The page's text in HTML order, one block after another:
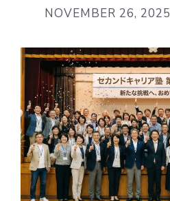
NOVEMBER 26, 2025